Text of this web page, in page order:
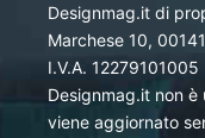
Designmag.it di
Marchese 10,
I.V.A. 12279101005
Designmag.it non
viene aggiornato